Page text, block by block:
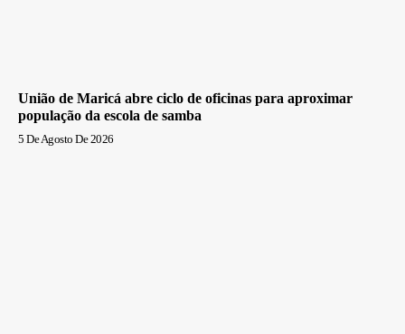
União de Maricá abre ciclo de oficinas para aproximar
população da escola de samba
5 De Agosto De 2026